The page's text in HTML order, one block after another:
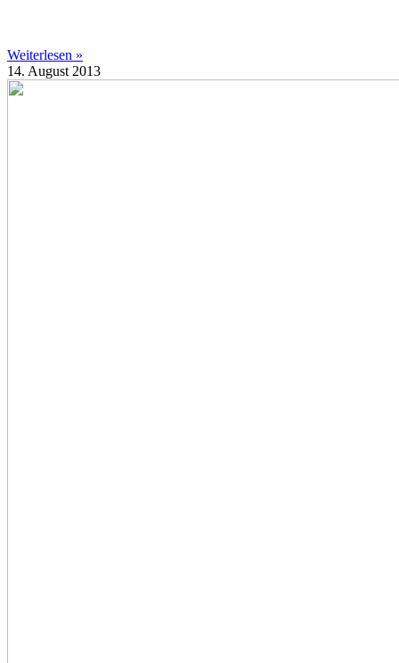
Weiterlesen »
14. August 2013